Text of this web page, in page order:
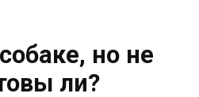
но не
ли?